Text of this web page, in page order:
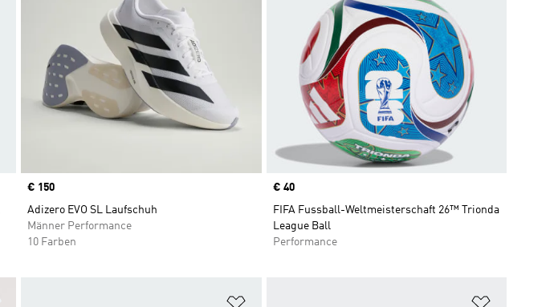
Price
€ 150
Adizero EVO SL Laufschuh
Männer Performance
10 Farben
Price
€ 40
FIFA Fussball-Weltmeisterschaft 26™ Trionda
League Ball
Performance